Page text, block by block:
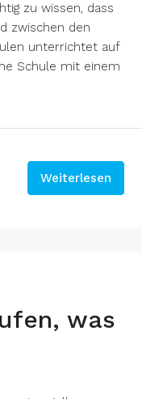
zu wissen, dass
zwischen den
unterrichtet auf
Schule mit einem
Weiterlesen
was